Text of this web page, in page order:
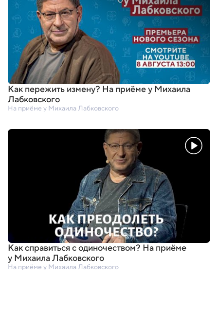
Как пережить измену? На приёме у Михаила
Лабковского
На приёме у Михаила Лабковского
Как справиться с одиночеством? На приёме
у Михаила Лабковского
На приёме у Михаила Лабковского